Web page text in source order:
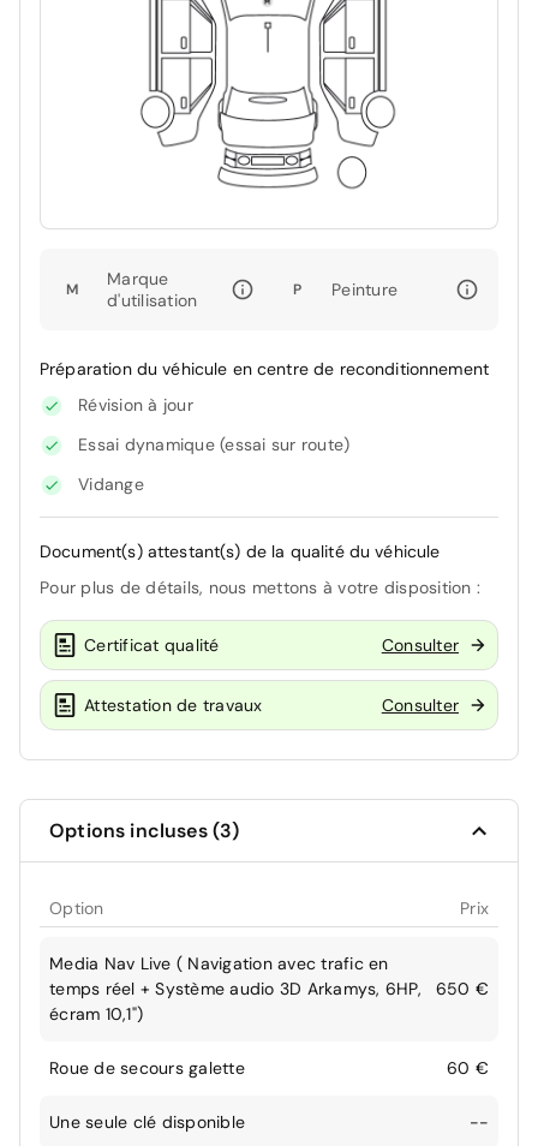
M
Marque
d'utilisation
P Peinture
Préparation du véhicule en centre de reconditionnement
Révision à jour
Essai dynamique (essai sur route)
Vidange
Document(s) attestant(s) de la qualité du véhicule
Pour plus de détails, nous mettons à votre disposition :
Certificat qualité Consulter
Attestation de travaux Consulter
Options incluses (3)
Option Prix
Media Nav Live ( Navigation avec trafic en
temps réel + Système audio 3D Arkamys, 6HP,
écram 10,1")
650 €
Roue de secours galette 60 €
Une seule clé disponible --